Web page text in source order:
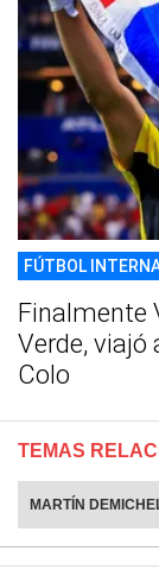
FÚTBOL
Finalmente
Verde, viajó
Colo
TEMAS
MARTÍN